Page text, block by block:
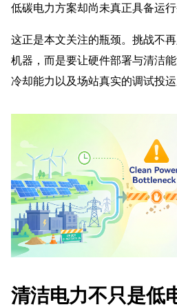
低碳电力方案却尚未真正具备运行
这正是本文关注的瓶颈。挑战不
机器，而是要让硬件部署与清洁
冷却能力以及场站真实的调试投运
清洁电力不只是低